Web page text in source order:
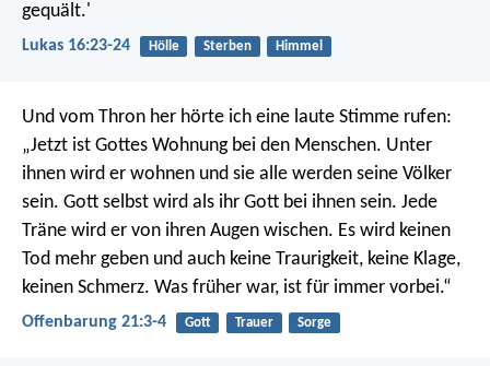
gequält.'
Lukas 16:23-24 Hölle Sterben Himmel
Und vom Thron her hörte ich eine laute Stimme rufen:
„Jetzt ist Gottes Wohnung bei den Menschen. Unter
ihnen wird er wohnen und sie alle werden seine Völker
sein. Gott selbst wird als ihr Gott bei ihnen sein. Jede
Träne wird er von ihren Augen wischen. Es wird keinen
Tod mehr geben und auch keine Traurigkeit, keine Klage,
keinen Schmerz. Was früher war, ist für immer vorbei.“
Offenbarung 21:3-4 Gott Trauer Sorge